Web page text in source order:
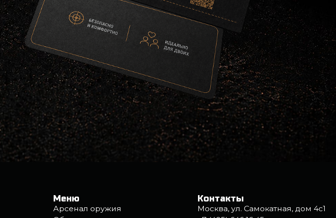
Меню
Арсенал оружия
Обучение
Цены
Подарочные сертификаты
Аренда тира
О клубе
Контакты
Москва, ул. Самокатная, дом 4с1
+7 (495) 646 16 45
Правила обработки файлов cookie Правила посещения клуба